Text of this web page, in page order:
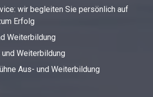
wir begleiten Sie persönlich auf
Erfolg
Weiterbildung
Weiterbildung
Aus- und Weiterbildung